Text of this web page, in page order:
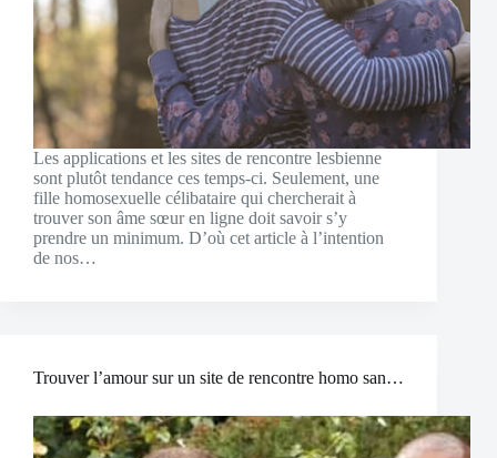
Les applications et les sites de rencontre lesbienne
sont plutôt tendance ces temps-ci. Seulement, une
fille homosexuelle célibataire qui chercherait à
trouver son âme sœur en ligne doit savoir s’y
prendre un minimum. D’où cet article à l’intention
de nos…
Trouver l’amour sur un site de rencontre homo sans prise de tête